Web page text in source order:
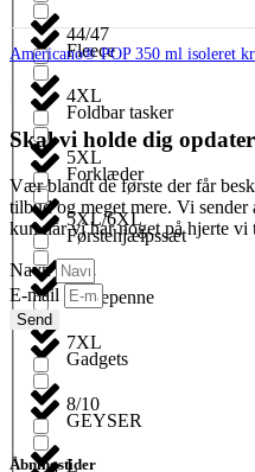
Fleece
Foldbar tasker
Forklæder
Førstehjælpssæt
Fyldepenne
Gadgets
GEYSER
44/47
4XL
5XL
5XL/6XL
6XL
7XL
8/10
L
Americano® POP 350 ml isoleret
Skal vi holde dig
Vær blandt de første der får
tilbud og meget mere. Vi
kun når vi har noget på hjerte
Navn
E-mail
Send
Åbningstider